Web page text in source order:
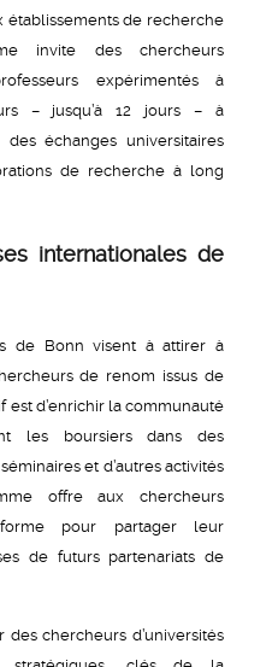
établissements de recherche
invite des chercheurs
expérimentés à
– jusqu’à 12 jours – à
des échanges universitaires
de recherche à long
internationales de
de Bonn visent à attirer à
de renom issus de
est d’enrichir la communauté
les boursiers dans des
et d’autres activités
offre aux chercheurs
pour partager leur
de futurs partenariats de
chercheurs d’universités